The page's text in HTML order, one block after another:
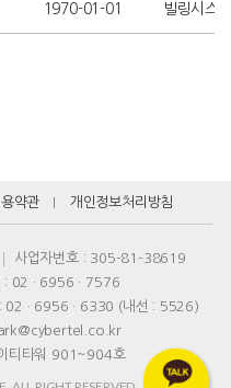
1970-01-01 빌링시스
약관 개인정보처리방침
사업자번호 : 305-81-38619
: 02 · 6956 · 7576
02 · 6956 · 6330 (내선 : 5526)
티타워 901~904호